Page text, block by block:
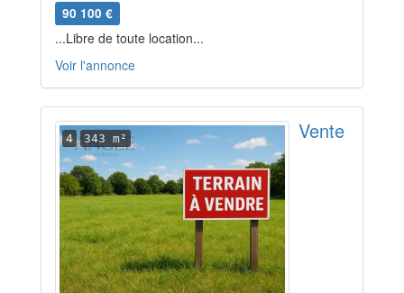
90 100 €
...Libre de toute location...
Voir l'annonce
4 343 m² Vente